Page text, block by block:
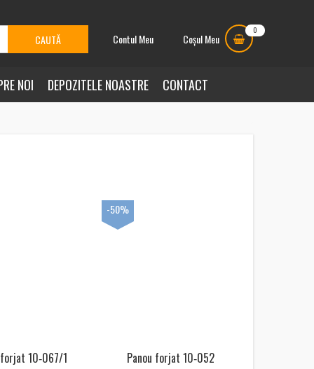
Contul Meu Coșul Meu
0
NOI DEPOZITELE NOASTRE CONTACT
10‑067/1 Panou forjat 10‑052
-50%